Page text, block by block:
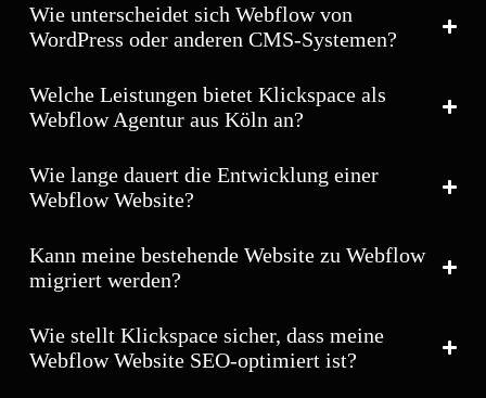
Wie unterscheidet sich Webflow von
WordPress oder anderen CMS-Systemen?
Welche Leistungen bietet Klickspace als
Webflow Agentur aus Köln an?
Wie lange dauert die Entwicklung einer
Webflow Website?
Kann meine bestehende Website zu Webflow
migriert werden?
Wie stellt Klickspace sicher, dass meine
Webflow Website SEO-optimiert ist?